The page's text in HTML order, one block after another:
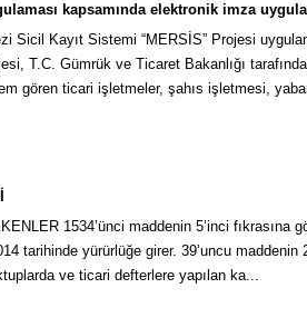
kapsamında elektronik imza
Kayıt Sistemi “MERSİS” Projesi
T.C. Gümrük ve Ticaret Bakanlığı
gören ticari işletmeler, şahıs işletmesi,
1534’ünci maddenin 5’inci fıkrasına
tarihinde yürürlüğe girer. 39’uncu maddenin
ve ticari defterlere yapılan ka...